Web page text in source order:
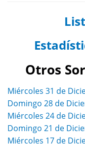
Otros
Miércoles 31 de
Domingo 28 de
Miércoles 24 de
Domingo 21 de
Miércoles 17 de